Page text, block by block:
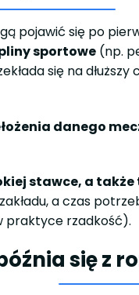
pojawić się po
sportowe (np.
się na
danego
stawce, a
a czas
praktyce rzadkość).
się z